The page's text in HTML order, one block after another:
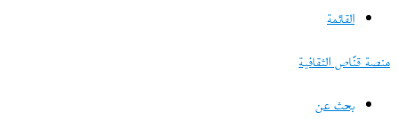
القائمة
منصة قنّاص الثقافية
بحث عن